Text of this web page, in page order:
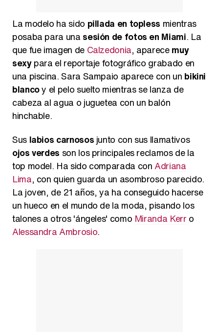
La modelo ha sido pillada en topless mientras
posaba para una sesión de fotos en Miami. La
que fue imagen de Calzedonia, aparecemuy
sexypara el reportaje fotográfico grabado en
una piscina. Sara Sampaio aparece con un bikini
blancoy el pelo suelto mientras se lanza de
cabeza al agua o juguetea con un balón
hinchable.
Sus labios carnosos junto con sus llamativos
ojos verdes son los principales reclamos de la
top model. Ha sido comparada conAdriana
Lima, con quien guarda un asombroso parecido.
La joven, de 21 años, ya ha conseguido hacerse
un hueco en el mundo de la moda, pisando los
talones a otros 'ángeles' como Miranda Kerr o
Alessandra Ambrosio.